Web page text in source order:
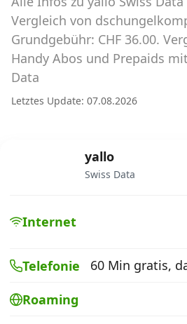
Abos für Tablets,
Watches
Tarifrechner
Alle Anbieter
Mobilfunknetz
Handy-Abo
Vergleich von
Grundgebühr: CHF 36.00.
Handy Abos und Prepaids
Data
Letztes Update: 07.08.2026
yallo
Swiss Data
Internet
Telefonie 60 Min gratis,
Roaming